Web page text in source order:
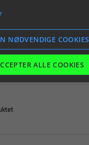
LÆG I KURV
NØDVENDIGE COOKIES
ALLE COOKIES